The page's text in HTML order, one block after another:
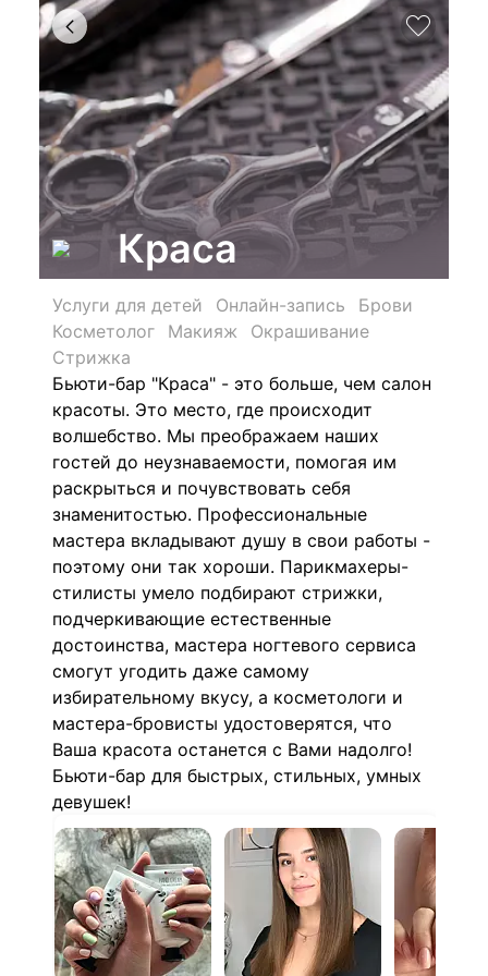
Краса
Услуги для детей Онлайн-запись
Брови
Косметолог
Макияж
Окрашивание
Стрижка
Бьюти-бар "Краса" - это больше, чем салон
красоты. Это место, где происходит
волшебство. Мы преображаем наших
гостей до неузнаваемости, помогая им
раскрыться и почувствовать себя
знаменитостью. Профессиональные
мастера вкладывают душу в свои работы -
поэтому они так хороши. Парикмахеры-
стилисты умело подбирают стрижки,
подчеркивающие естественные
достоинства, мастера ногтевого сервиса
смогут угодить даже самому
избирательному вкусу, а косметологи и
мастера-бровисты удостоверятся, что
Ваша красота останется с Вами надолго!
Бьюти-бар для быстрых, стильных, умных
девушек!